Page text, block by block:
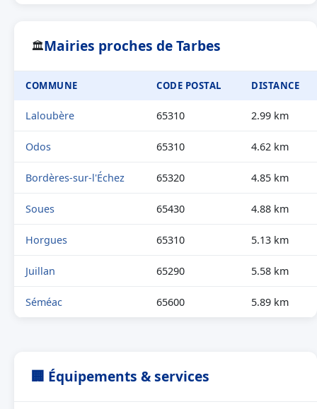
🏛Mairies proches de Tarbes
COMMUNE CODE POSTAL DISTANCE
Laloubère 65310 2.99 km
Odos 65310 4.62 km
Bordères-sur-l'Échez 65320 4.85 km
Soues 65430 4.88 km
Horgues 65310 5.13 km
Juillan 65290 5.58 km
Séméac 65600 5.89 km
🏢 Équipements & services